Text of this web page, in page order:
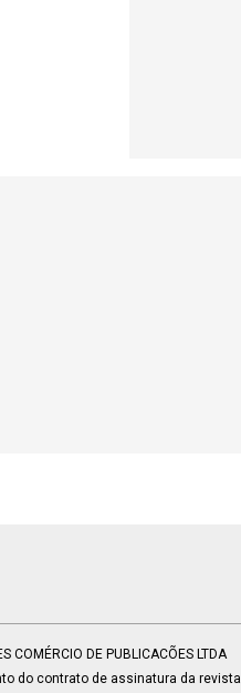
DE PUBLICACÕES LTDA
do contrato de assinatura da revista